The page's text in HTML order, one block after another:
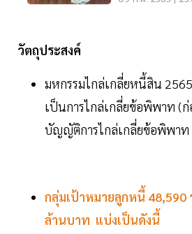
วัตถุประสงค์
มหกรรมไกล่เกลี่ยหนี้สิน
เป็นการไกล่เกลี่ยข้อพิพาท (
บัญญัติการไกล่เกลี่ยข้อพิพาท
กลุ่มเป้าหมายลูกหนี้
ล้านบาท แบ่งเป็นดังนี้